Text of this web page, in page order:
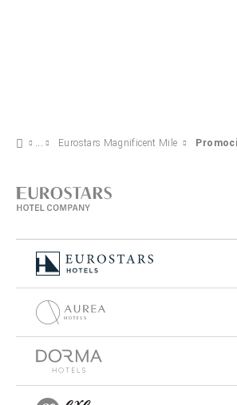
Eurostars Magnificent Mile